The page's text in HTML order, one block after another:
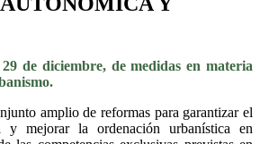
de diciembre, de medidas en materia
amplio de reformas para garantizar el
mejorar la ordenación urbanística en